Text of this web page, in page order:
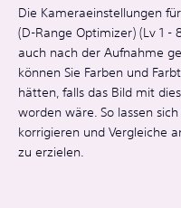
Die Kameraeinstellungen
(D-Range Optimizer) (Lv 1
auch nach der Aufnahme
können Sie Farben und
hätten, falls das Bild mit
worden wäre. So lassen
korrigieren und Vergleiche
zu erzielen.